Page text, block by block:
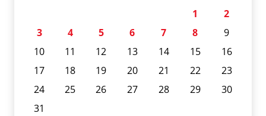
1
2
3
4 5 6 7 8
9
10
11 12 13 14 15
16
17
18 19 20 21 22
23
24
25 26 27 28 29
30
31